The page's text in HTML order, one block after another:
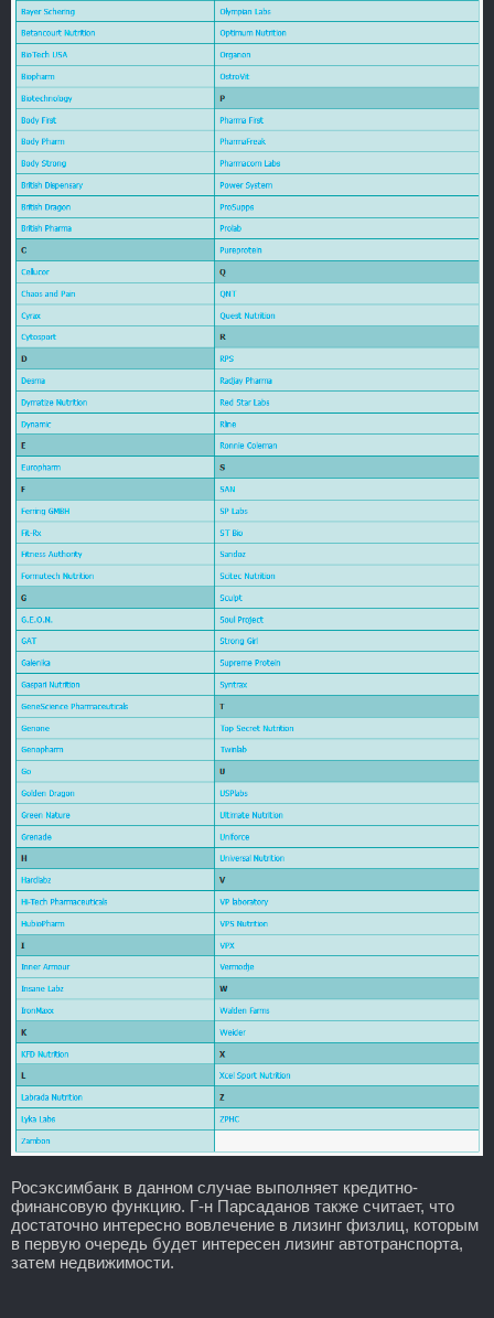
Росэксимбанк в данном случае выполняет кредитно-
финансовую функцию. Г-н Парсаданов также считает, что
достаточно интересно вовлечение в лизинг физлиц, которым
в первую очередь будет интересен лизинг автотранспорта,
затем недвижимости.